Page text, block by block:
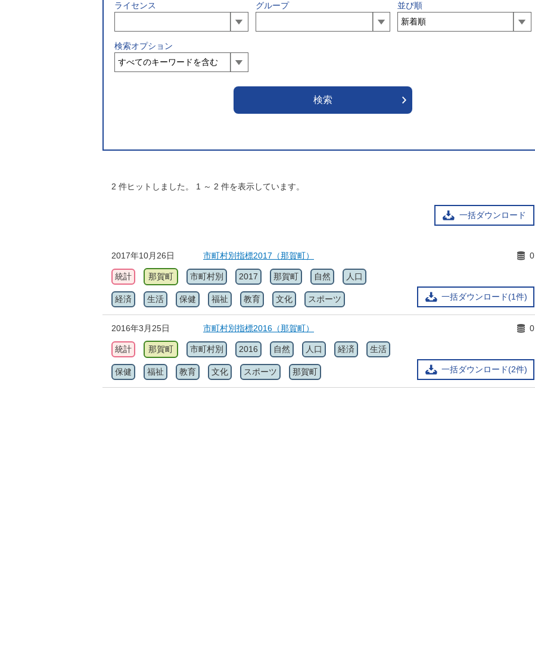
ライセンス グループ 並び順
検索オプション
2 件ヒットしました。 1 ～ 2 件を表示しています。
一括ダウンロード
2017年10月26日 市町村別指標2017（那賀町）
一括ダウンロード(1件)
0
統計 那賀町 市町村別 2017 那賀町 自然 人口
経済 生活 保健 福祉 教育 文化 スポーツ
2016年3月25日 市町村別指標2016（那賀町）
一括ダウンロード(2件)
0
統計 那賀町 市町村別 2016 自然 人口 経済 生活
保健 福祉 教育 文化 スポーツ 那賀町